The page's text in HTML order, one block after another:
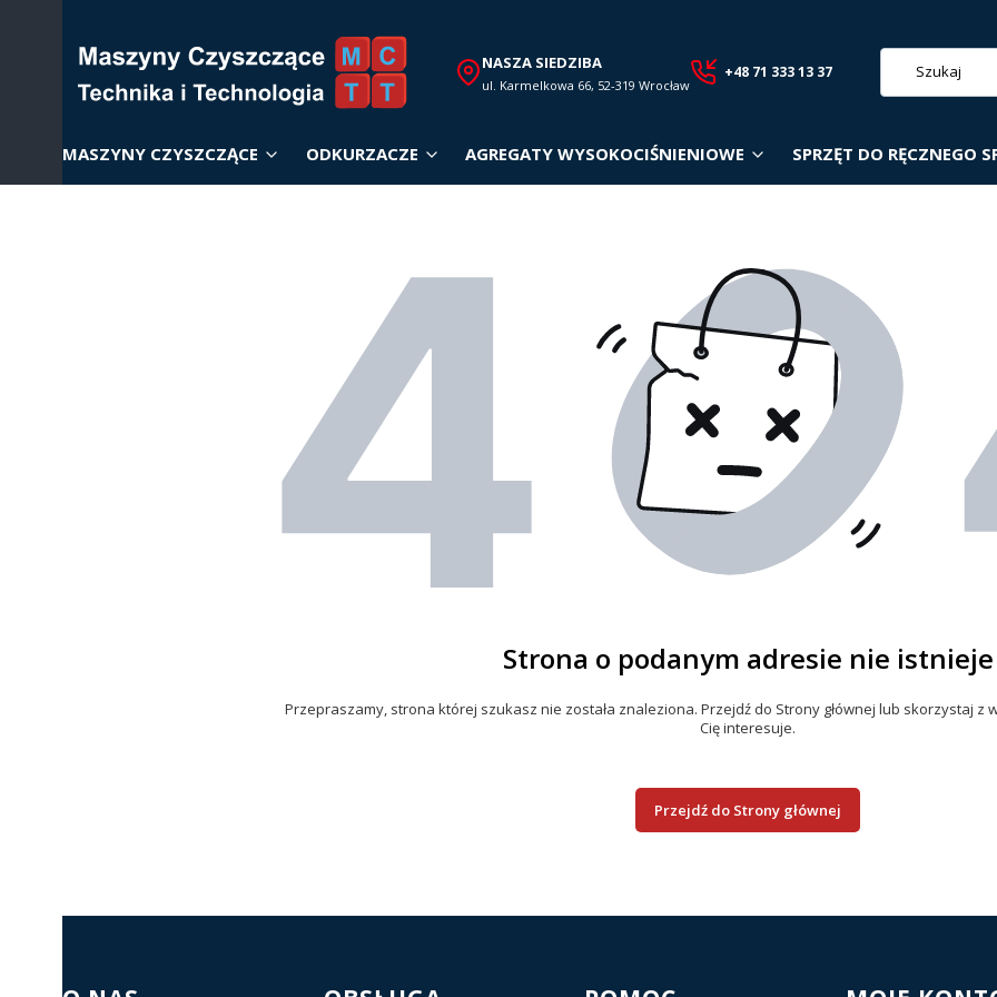
+48 71 333 13 37
NASZA SIEDZIBA
ul. Karmelkowa 66, 52-319 Wrocław
MASZYNY CZYSZCZĄCE ODKURZACZE AGREGATY WYSOKOCIŚNIENIOWE SPRZĘT DO RĘCZNEGO
Strona o podanym adresie nie istnieje
Przepraszamy, strona której szukasz nie została znaleziona. Przejdź do Strony głównej lub skorzystaj z
Cię interesuje.
Przejdź do Strony głównej